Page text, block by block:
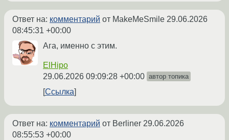
Ответ на: комментарий от MakeMeSmile 29.06.2026
08:45:31 +00:00
Ага, именно с этим.
ElHipo
29.06.2026 09:09:28 +00:00 автор топика
Ссылка
Ответ на: комментарий от Berliner 29.06.2026
08:55:53 +00:00